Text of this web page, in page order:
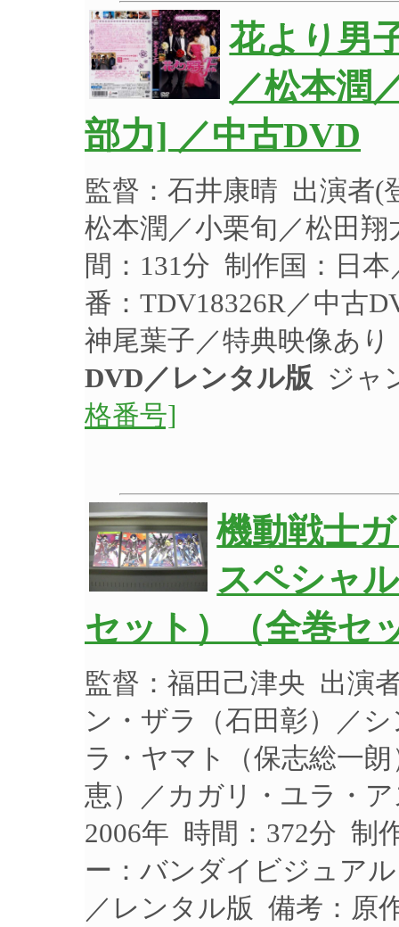
花より男
／松本潤
部力] ／中古DVD
監督：石井康晴 出演者(
松本潤／小栗旬／松田
間：131分 制作国：日
番：TDV18326R／中古
神尾葉子／特典映像あ
DVD／レンタル版 ジャ
格番号]
機動戦士
スペシャ
セット）（全巻セ
監督：福田己津央 出演
ン・ザラ（石田彰）／
ラ・ヤマト（保志総一
恵）／カガリ・ユラ・
2006年 時間：372分 制
ー：バンダイビジュア
／レンタル版 備考：原